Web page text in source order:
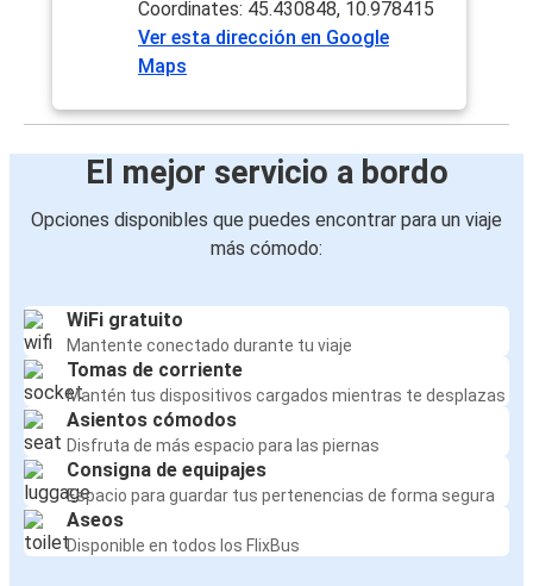
Coordinates: 45.430848, 10.978415
Ver esta dirección en Google
Maps
El mejor servicio a bordo
Opciones disponibles que puedes encontrar para un viaje
más cómodo:
WiFi gratuito
Mantente conectado durante tu viaje
Tomas de corriente
Mantén tus dispositivos cargados mientras te desplazas
Asientos cómodos
Disfruta de más espacio para las piernas
Consigna de equipajes
Espacio para guardar tus pertenencias de forma segura
Aseos
Disponible en todos los FlixBus